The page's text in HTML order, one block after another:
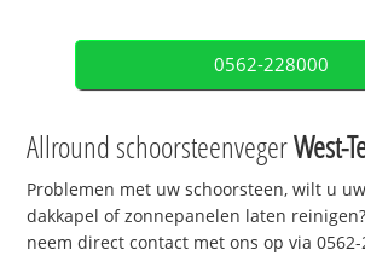
0562-228000
Allround schoorsteenvegerWest-
Problemen met uw schoorsteen, wilt u
dakkapel of zonnepanelen laten
neem direct contact met ons op via 0562-